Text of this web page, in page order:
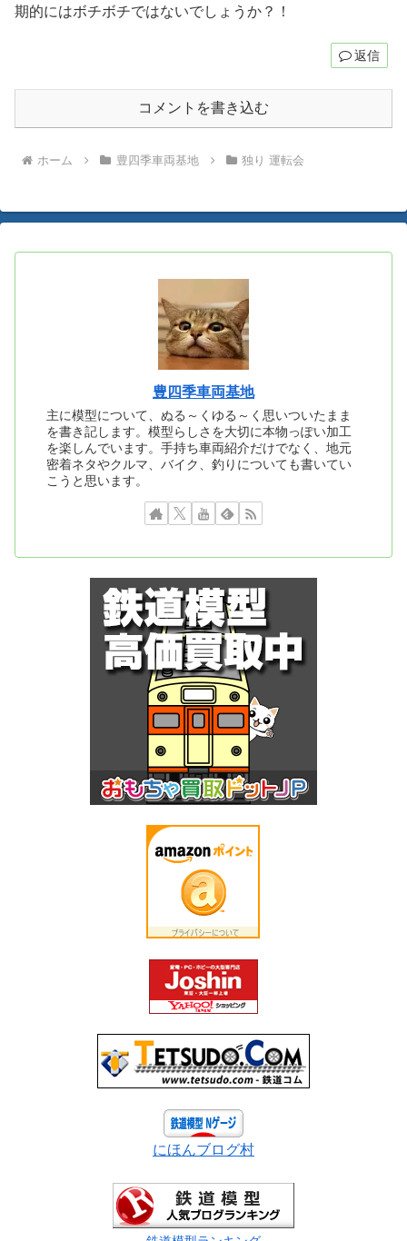
期的にはボチボチではないでしょうか？！
返信
コメントを書き込む
ホーム 豊四季車両基地 独り 運転会
豊四季車両基地
主に模型について、ぬる～くゆる～く思いついたまま
を書き記します。模型らしさを大切に本物っぽい加工
を楽しんでいます。手持ち車両紹介だけでなく、地元
密着ネタやクルマ、バイク、釣りについても書いてい
こうと思います。
にほんブログ村